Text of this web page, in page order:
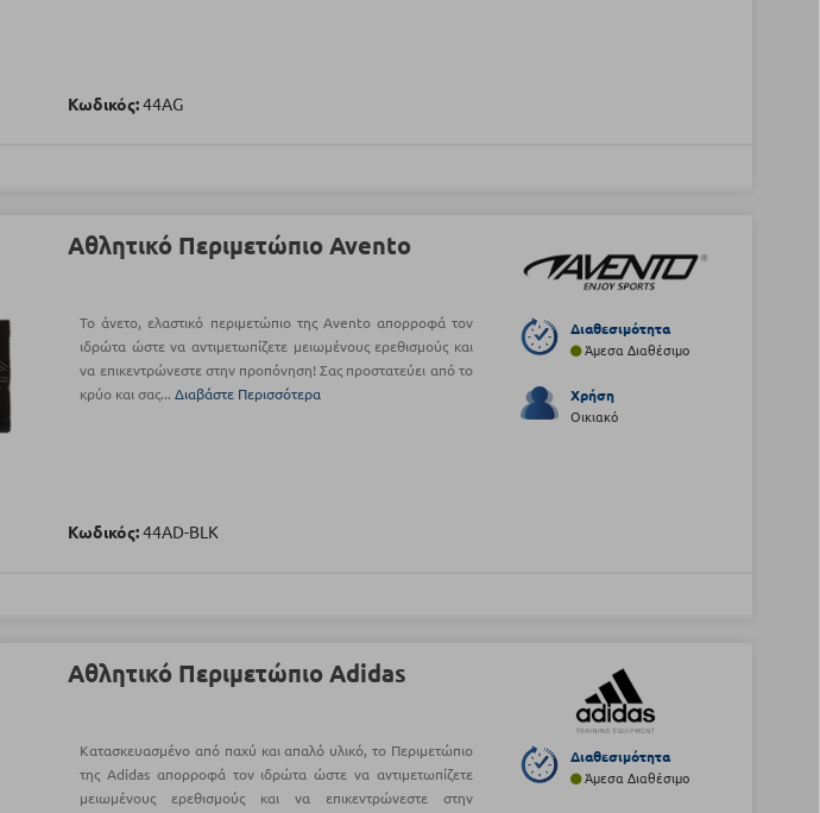
Κωδικός:44AG
Αθλητικό Περιμετώπιο Avento
Το άνετο, ελαστικό περιμετώπιο της Avento απορροφά τον
ιδρώτα ώστε να αντιμετωπίζετε μειωμένους ερεθισμούς και
να επικεντρώνεστε στην προπόνηση! Σας προστατεύει από το
κρύο και σας...Διαβάστε Περισσότερα
Κωδικός:44AD-BLK
Διαθεσιμότητα
Άμεσα Διαθέσιμο
Χρήση
Οικιακό
Αθλητικό Περιμετώπιο Adidas
Κατασκευασμένο από παχύ και απαλό υλικό, το Περιμετώπιο
της Adidas απορροφά τον ιδρώτα ώστε να αντιμετωπίζετε
μειωμένους ερεθισμούς και να επικεντρώνεστε στην
Διαθεσιμότητα
Άμεσα Διαθέσιμο